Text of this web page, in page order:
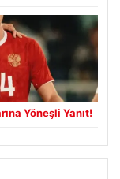
Yöneşli Yanıt!